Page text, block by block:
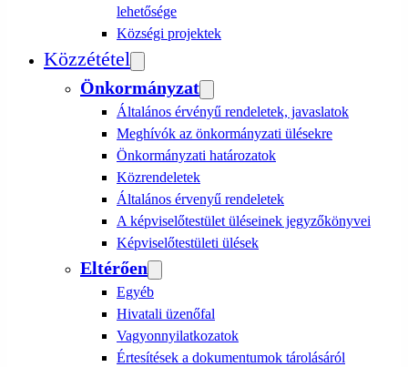
lehetősége
Községi projektek
Közzététel
Önkormányzat
Általános érvényű rendeletek, javaslatok
Meghívók az önkormányzati ülésekre
Önkormányzati határozatok
Közrendeletek
Általános érvenyű rendeletek
A képviselőtestület üléseinek jegyzőkönyvei
Képviselőtestületi ülések
Eltérően
Egyéb
Hivatali üzenőfal
Vagyonnyilatkozatok
Értesítések a dokumentumok tárolásáról